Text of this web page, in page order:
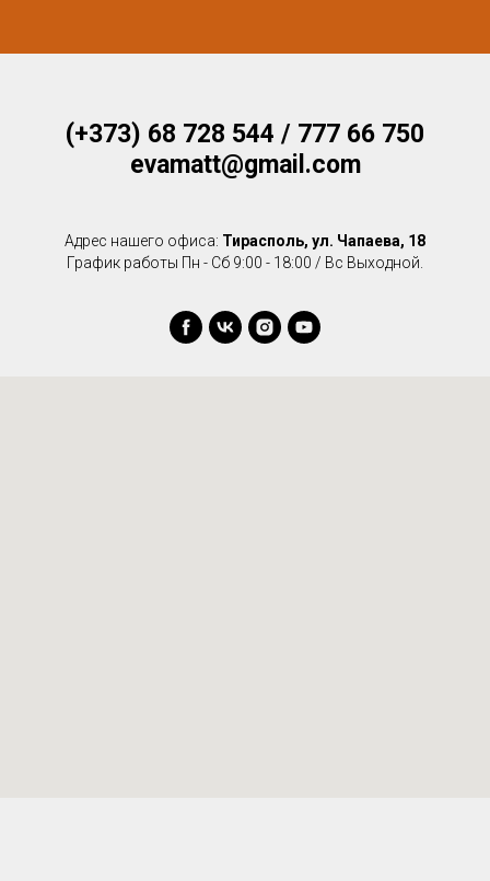
(+373) 68 728 544 / 777 66 750
evamatt@gmail.com
Адрес нашего офиса: Тирасполь, ул. Чапаева, 18
График работы Пн - Сб 9:00 - 18:00 / Вс Выходной.